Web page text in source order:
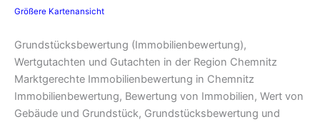
Größere Kartenansicht
Grundstücksbewertung (Immobilienbewertung),
Wertgutachten und Gutachten in der Region Chemnitz
Marktgerechte Immobilienbewertung in Chemnitz
Immobilienbewertung, Bewertung von Immobilien, Wert von
Gebäude und Grundstück, Grundstücksbewertung und